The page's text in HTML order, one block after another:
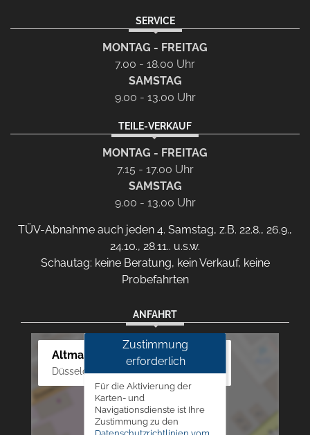
SERVICE
MONTAG - FREITAG
7.00 - 18.00 Uhr
SAMSTAG
9.00 - 13.00 Uhr
TEILE-VERKAUF
MONTAG - FREITAG
7.15 - 17.00 Uhr
SAMSTAG
9.00 - 13.00 Uhr
TÜV-Abnahme auch jeden 4. Samstag, z.B. 22.8., 26.9.,
24.10., 28.11.. u.s.w.
Schautag: keine Beratung, kein Verkauf, keine
Probefahrten
ANFAHRT
Altmann Autoland
Düsseldorfer Str. 69 - 79, 42781 Haan
Zustimmung
erforderlich
Für die Aktivierung der
Karten- und
Navigationsdienste ist Ihre
Zustimmung zu den